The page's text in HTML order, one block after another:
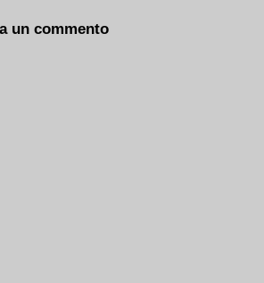
un commento